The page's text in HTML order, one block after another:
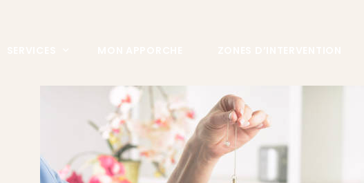
COURS D’AUTO HYPNOSE
HYPNOSE EN ENTREPRISE